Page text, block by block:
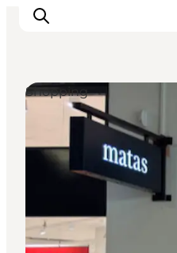
Veranstaltungen
Essen und Trinken
Shopping in
Übernachtung
Den Urlaub planen
Shopping